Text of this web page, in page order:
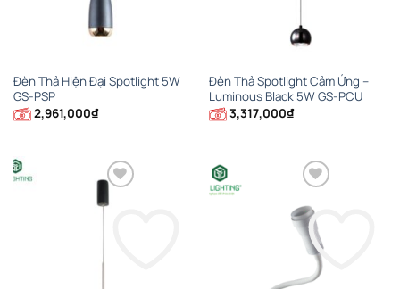
Đèn Thả Hiện Đại Spotlight 5W
GS-PSP
2,961,000₫
Đèn Thả Spotlight Cảm Ứng –
Luminous Black 5W GS-PCU
3,317,000₫